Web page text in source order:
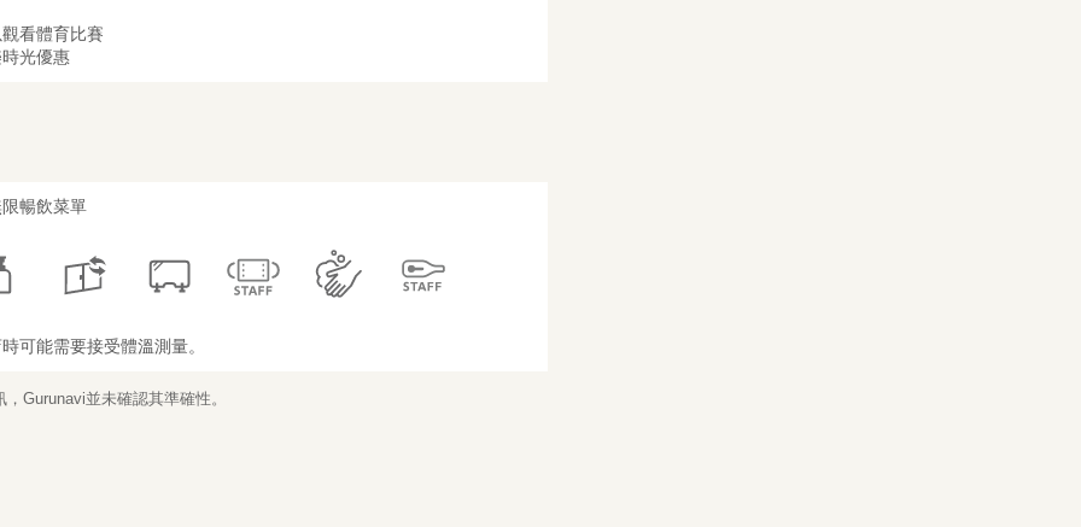
看體育比賽
光優惠
暢飲菜單
可能需要接受體溫測量。
Gurunavi並未確認其準確性。